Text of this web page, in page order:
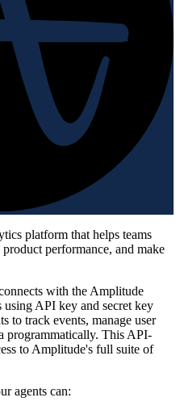
platform that helps teams
performance, and make
with the Amplitude
API key and secret key
to track events, manage user
programmatically. This API-
to Amplitude's full suite of
agents can: